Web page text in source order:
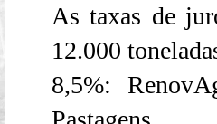
As taxas de
12.000
8,5%: